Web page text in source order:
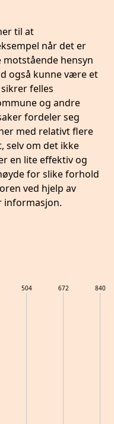
til at
når det er
motstående hensyn
også kunne være et
felles
og andre
fordeler seg
med relativt flere
selv om det ikke
en lite effektiv og
for slike forhold
ved hjelp av
informasjon.
504 672 840